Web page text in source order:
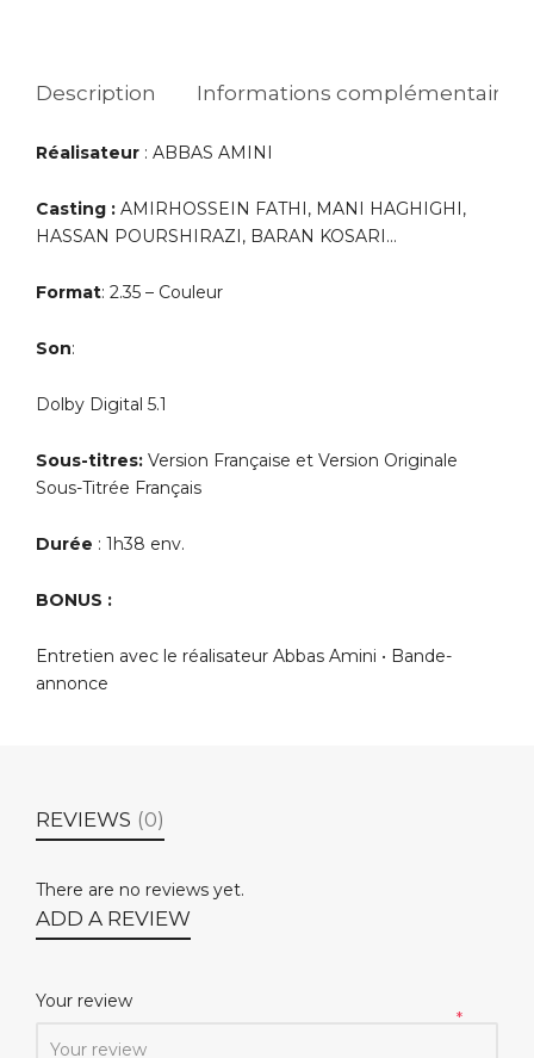
Description Informations complémentaires
Réalisateur : ABBAS AMINI
Casting : AMIRHOSSEIN FATHI, MANI HAGHIGHI,
HASSAN POURSHIRAZI, BARAN KOSARI…
Format: 2.35 – Couleur
Son:
Dolby Digital 5.1
Sous-titres: Version Française et Version Originale
Sous-Titrée Français
Durée : 1h38 env.
BONUS :
Entretien avec le réalisateur Abbas Amini • Bande-
annonce
REVIEWS (0)
There are no reviews yet.
ADD A REVIEW
Your review
*